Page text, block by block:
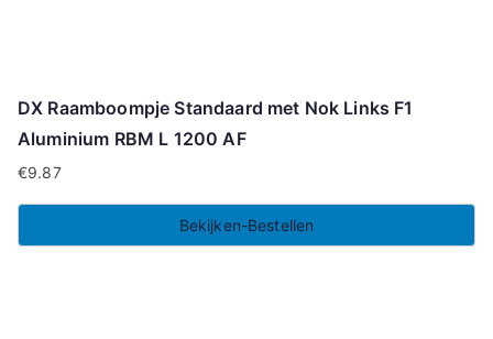
DX Raamboompje Standaard met Nok Links F1
Aluminium RBM L 1200 AF
€9.87
Bekijken-Bestellen